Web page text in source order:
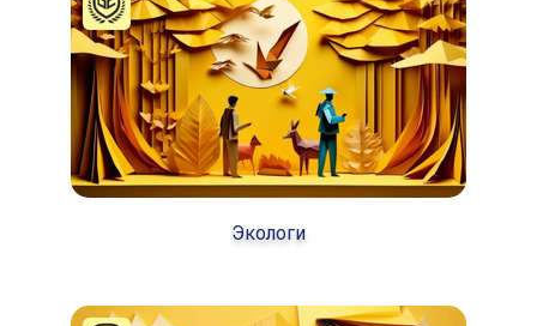
Экологи